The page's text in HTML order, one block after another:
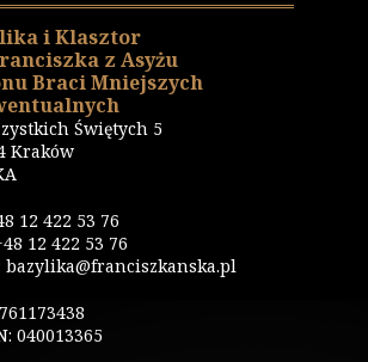
i Klasztor
z Asyżu
Braci Mniejszych
Świętych 5
Kraków
12 422 53 76
12 422 53 76
bazylika@franciszkanska.pl
040013365